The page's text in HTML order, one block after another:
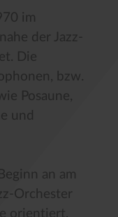
im
der Jazz-
Die
bzw.
Posaune,
und
an am
Orchester
orientiert,